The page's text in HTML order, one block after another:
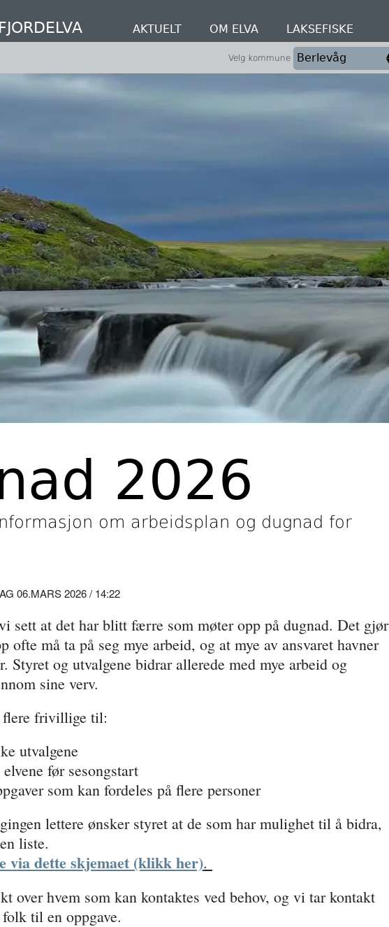
AKTUELT OM ELVA LAKSEFISKE
Velg kommune
2026
om arbeidsplan og dugnad for
06.MARS 2026 / 14:22
sett at det har blitt færre som møter opp på dugnad. Det gjør
ofte må ta på seg mye arbeid, og at mye av ansvaret havner
Styret og utvalgene bidrar allerede med mye arbeid og
sine verv.
flere frivillige til:
utvalgene
før sesongstart
som kan fordeles på flere personer
lettere ønsker styret at de som har mulighet til å bidra,
liste.
via dette skjemaet (klikk her).
over hvem som kan kontaktes ved behov, og vi tar kontakt
til en oppgave.